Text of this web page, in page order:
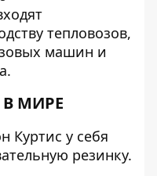
тепловозов,
машин и
В МИРЕ
Куртис у себя
резинку.